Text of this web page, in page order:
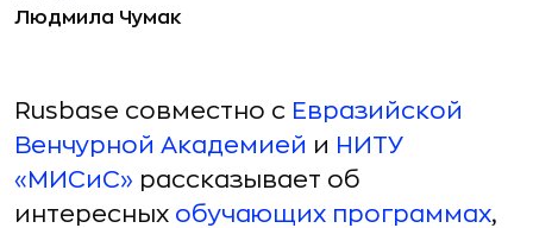
Людмила Чумак
Rusbase совместно с Евразийской
Венчурной Академией и НИТУ
«МИСиС» рассказывает об
интересных обучающих программах,